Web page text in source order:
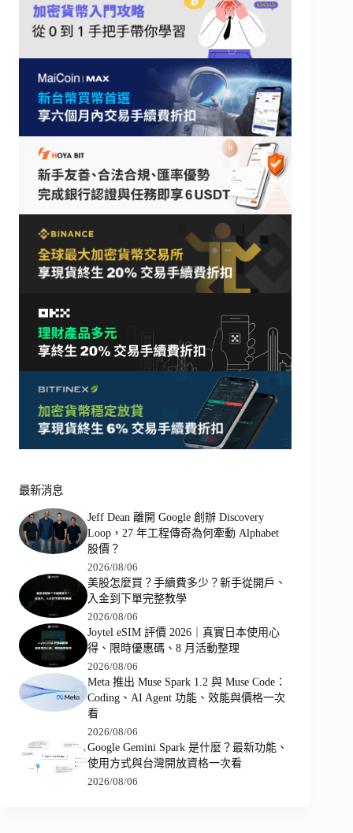
最新消息
Jeff Dean 離開 Google 創辦 Discovery
Loop，27 年工程傳奇為何牽動 Alphabet
股價？
2026/08/06
美股怎麼買？手續費多少？新手從開戶、
入金到下單完整教學
2026/08/06
Joytel eSIM 評價 2026｜真實日本使用心
得、限時優惠碼、8 月活動整理
2026/08/06
Meta 推出 Muse Spark 1.2 與 Muse Code：
Coding、AI Agent 功能、效能與價格一次
看
2026/08/06
Google Gemini Spark 是什麼？最新功能、
使用方式與台灣開放資格一次看
2026/08/06